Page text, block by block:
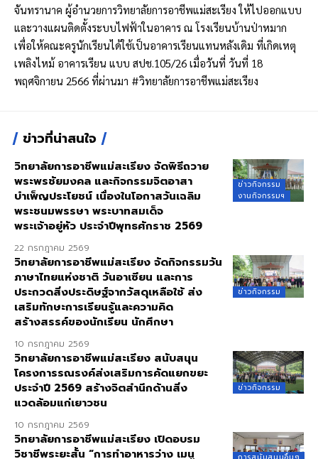
จันทรานาค ผู้อำนวยการวิทยาลัยการอาชีพแม่สะเรียง ให้ไปออกแบบ
และวางแผนติดตั้งระบบไฟฟ้าในอาคาร ณ โรงเรียนบ้านป่าหมาก
เพื่อให้คณะครูนักเรียนได้ใช้เป็นอาคารเรียนแทนหลังเดิม ที่เกิดเหตุ
เพลิงไหม้ อาคารเรียน แบบ สปช.105/26 เมื่อวันที่ วันที่ 18
พฤศจิกายน 2566 ที่ผ่านมา #วิทยาลัยการอาชีพแม่สะเรียง
ข่าวที่น่าสนใจ
ข่าวกิจกรรม
งานกิจกรรมฯ
วิทยาลัยการอาชีพแม่สะเรียง จัดพิธีถวาย
พระพรชัยมงคล และกิจกรรมจิตอาสา
บำเพ็ญประโยชน์ เนื่องในโอกาสวันเฉลิม
พระชนมพรรษา พระบาทสมเด็จ
พระเจ้าอยู่หัว ประจำปีพุทธศักราช 2569
22 กรกฎาคม 2569
ข่าวกิจกรรม
วิทยาลัยการอาชีพแม่สะเรียง จัดกิจกรรมวัน
ภาษาไทยแห่งชาติ วันอาเซียน และการ
ประกวดสิ่งประดิษฐ์จากวัสดุเหลือใช้ ส่ง
เสริมทักษะการเรียนรู้และความคิด
สร้างสรรค์ของนักเรียน นักศึกษา
10 กรกฎาคม 2569
ข่าวกิจกรรม
วิทยาลัยการอาชีพแม่สะเรียง สนับสนุน
โครงการรณรงค์ส่งเสริมการคัดแยกขยะ
ประจำปี 2569 สร้างจิตสำนึกด้านสิ่ง
แวดล้อมแก่เยาวชน
10 กรกฎาคม 2569
วิทยาลัยการอาชีพแม่สะเรียง เปิดอบรม
วิชาชีพระยะสั้น “การทำอาหารว่าง เมนู